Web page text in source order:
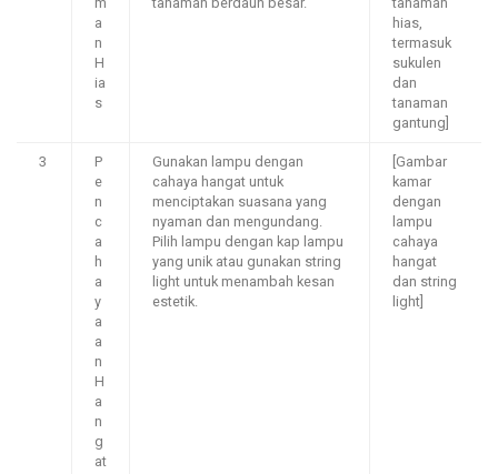
a
n
H
ia
s
hias,
termasuk
sukulen
dan
tanaman
gantung]
3
P
e
n
c
a
h
a
y
a
a
n
H
a
n
g
at
Gunakan lampu dengan
cahaya hangat untuk
menciptakan suasana yang
nyaman dan mengundang.
Pilih lampu dengan kap lampu
yang unik atau gunakan string
light untuk menambah kesan
estetik.
[Gambar
kamar
dengan
lampu
cahaya
hangat
dan string
light]